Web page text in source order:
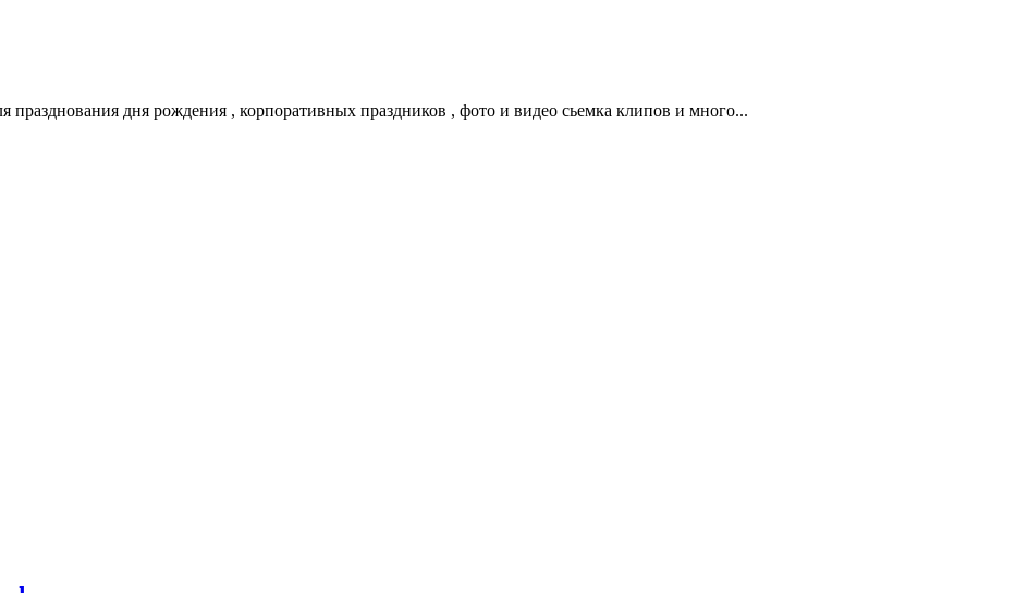
празднования дня рождения , корпоративных праздников , фото и видео сьемка клипов и много...